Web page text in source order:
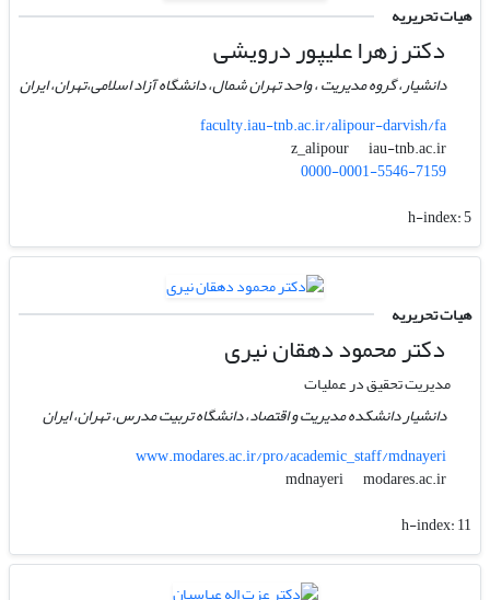
هیات تحریریه
دکتر زهرا علیپور درویشی
دانشیار، گروه مدیریت ، واحد تهران شمال، دانشگاه آزاد اسلامی،تهران، ایران
faculty.iau-tnb.ac.ir/alipour-darvish/fa
z_alipour
iau-tnb.ac.ir
0000-0001-5546-7159
h-index:5
هیات تحریریه
دکتر محمود دهقان نیری
مدیریت تحقیق در عملیات
دانشیار دانشکده مدیریت و اقتصاد، دانشگاه تربیت مدرس، تهران، ایران
www.modares.ac.ir/pro/academic_staff/mdnayeri
mdnayeri
modares.ac.ir
h-index:11